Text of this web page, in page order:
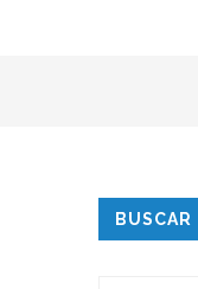
BUSCAR